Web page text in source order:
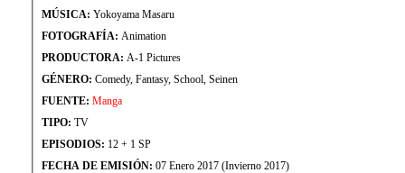
MÚSICA: Yokoyama Masaru
FOTOGRAFÍA: Animation
PRODUCTORA: A-1 Pictures
GÉNERO: Comedy, Fantasy, School, Seinen
FUENTE: Manga
TIPO: TV
EPISODIOS: 12 + 1 SP
FECHA DE EMISIÓN: 07 Enero 2017 (Invierno 2017)